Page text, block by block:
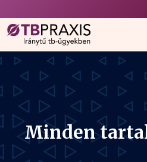
Minden